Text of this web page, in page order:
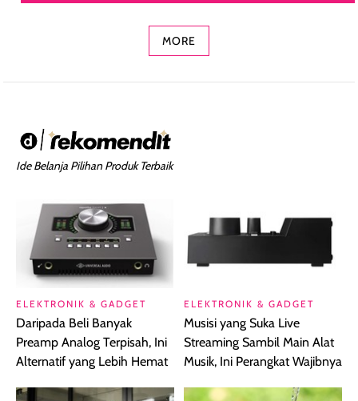
MORE
Ide Belanja Pilihan Produk Terbaik
ELEKTRONIK & GADGET
Daripada Beli Banyak
Preamp Analog Terpisah, Ini
Alternatif yang Lebih Hemat
ELEKTRONIK & GADGET
Musisi yang Suka Live
Streaming Sambil Main Alat
Musik, Ini Perangkat Wajibnya